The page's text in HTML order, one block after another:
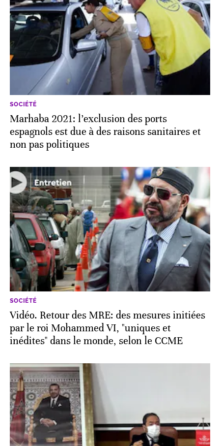
SOCIÉTÉ
Marhaba 2021: l’exclusion des ports
espagnols est due à des raisons sanitaires et
non pas politiques
SOCIÉTÉ
Vidéo. Retour des MRE: des mesures initiées
par le roi Mohammed VI, "uniques et
inédites" dans le monde, selon le CCME